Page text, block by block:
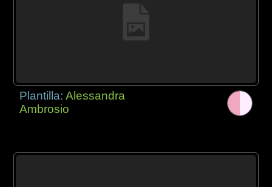
Plantilla:Alessandra
Ambrosio